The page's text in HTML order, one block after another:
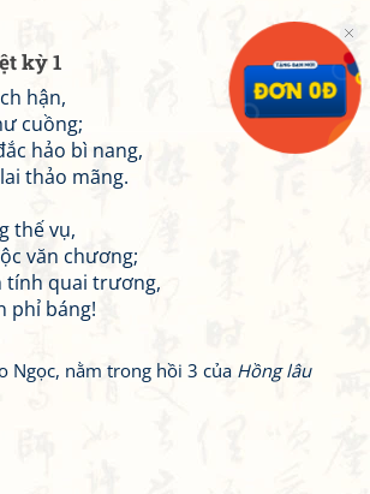
kỳ 1
hận,
cuồng;
hảo bì nang,
thảo mãng.
thế vụ,
văn chương;
tính quai trương,
phỉ báng!
Ngọc, nằm trong hồi 3 của Hồng lâu